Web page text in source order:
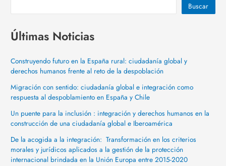
Buscar
Últimas Noticias
Construyendo futuro en la España rural: ciudadanía global y
derechos humanos frente al reto de la despoblación
Migración con sentido: ciudadanía global e integración como
respuesta al despoblamiento en España y Chile
Un puente para la inclusión : integración y derechos humanos en la
construcción de una ciudadanía global e Iberoamérica
De la acogida a la integración: Transformación en los criterios
morales y jurídicos aplicados a la gestión de la protección
internacional brindada en la Unión Europa entre 2015-2020